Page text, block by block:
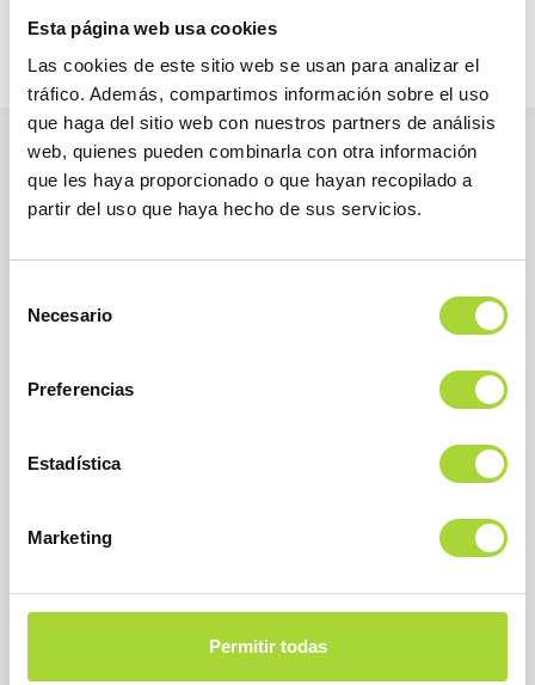
Esta página web usa cookies
Las cookies de este sitio web se usan para analizar el
tráfico. Además, compartimos información sobre el uso
que haga del sitio web con nuestros partners de análisis
web, quienes pueden combinarla con otra información
que les haya proporcionado o que hayan recopilado a
partir del uso que haya hecho de sus servicios.
Necesario
Preferencias
Estadística
Marketing
Permitir todas
Dirección
Teléfono : +34 91 864 31 32